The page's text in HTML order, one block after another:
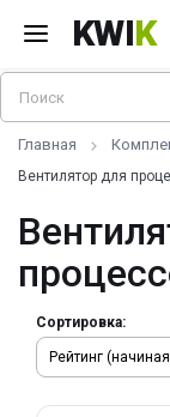
KWIK
Главная
Вентилятор для
Сортировка: